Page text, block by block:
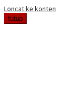
Loncat ke konten
tutup